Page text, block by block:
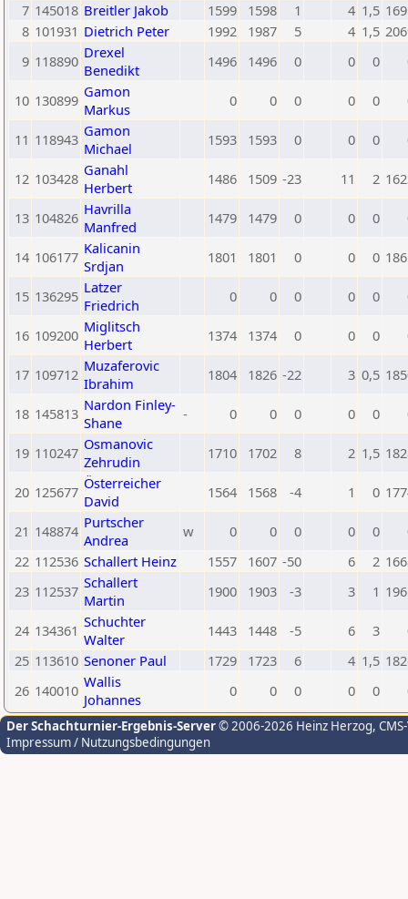
7 145018 Breitler Jakob 1599 1598 1 4 1,5
8 101931 Dietrich Peter 1992 1987 5 4 1,5
9 118890 Drexel
Benedikt
1496 1496 0 0 0
10 130899 Gamon
Markus
0 0 0 0 0
11 118943 Gamon
Michael
1593 1593 0 0 0
12 103428 Ganahl
Herbert
1486 1509 -23 11 2
13 104826 Havrilla
Manfred
1479 1479 0 0 0
14 106177 Kalicanin
Srdjan
1801 1801 0 0 0
15 136295 Latzer
Friedrich
0 0 0 0 0
16 109200 Miglitsch
Herbert
1374 1374 0 0 0
17 109712 Muzaferovic
Ibrahim
1804 1826 -22 3 0,5
18 145813 Nardon Finley-
Shane
- 0 0 0 0 0
19 110247 Osmanovic
Zehrudin
1710 1702 8 2 1,5
20 125677 Österreicher
David
1564 1568 -4 1 0
21 148874 Purtscher
Andrea
w 0 0 0 0 0
22 112536 Schallert Heinz 1557 1607 -50 6 2
23 112537 Schallert
Martin
1900 1903 -3 3 1
24 134361 Schuchter
Walter
1443 1448 -5 6 3
25 113610 Senoner Paul 1729 1723 6 4 1,5
26 140010 Wallis
Johannes
0 0 0 0 0
Der Schachturnier-Ergebnis-Server© 2006-2026 Heinz Herzog,
Impressum / Nutzungsbedingungen